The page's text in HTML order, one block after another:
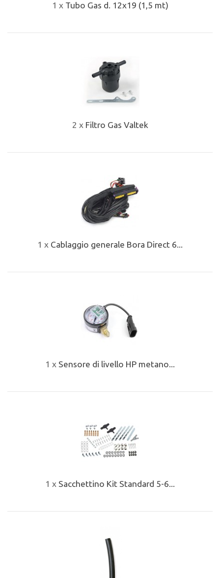
1 x Tubo Gas d. 12x19 (1,5 mt)
2 x Filtro Gas Valtek
1 x Cablaggio generale Bora Direct 6...
1 x Sensore di livello HP metano...
1 x Sacchettino Kit Standard 5-6...